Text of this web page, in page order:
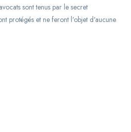
sont tenus par le secret
protégés et ne feront l'objet d'aucune